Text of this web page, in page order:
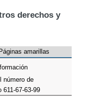
derechos y
amarillas
número de
611-67-63-99